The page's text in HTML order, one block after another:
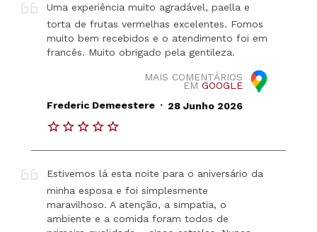
Uma experiência muito agradável, paella e
torta de frutas vermelhas excelentes. Fomos
muito bem recebidos e o atendimento foi em
francês. Muito obrigado pela gentileza.
MAIS COMENTÁRIOS
EM GOOGLE
Frederic Demeestere . 28 Junho 2026
Estivemos lá esta noite para o aniversário da
minha esposa e foi simplesmente
maravilhoso. A atenção, a simpatia, o
ambiente e a comida foram todos de